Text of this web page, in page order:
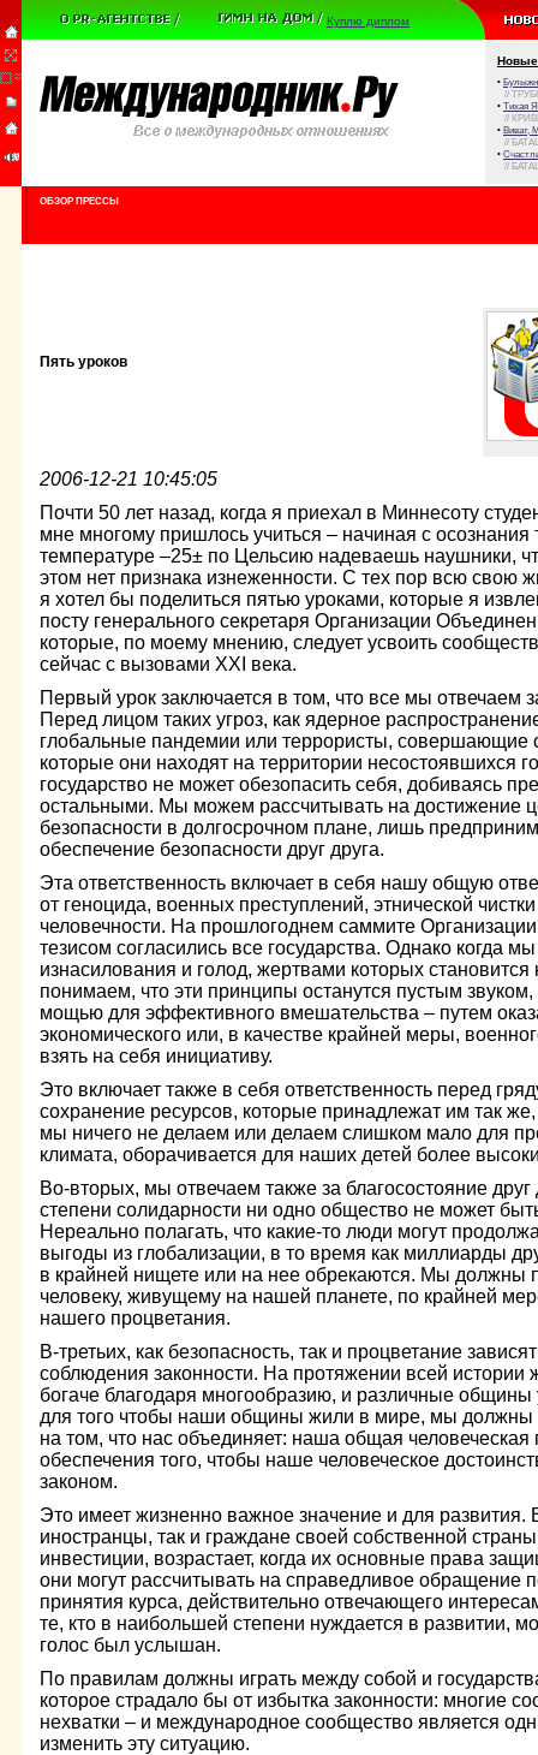
Куплю диплом
Новые
•
//
• Тихая
//
• Виват,
//
•
//
ОБЗОР ПРЕССЫ
Пять уроков
2006-12-21 10:45:05
Почти 50 лет назад, когда я приехал в Миннесоту
мне многому пришлось учиться – начиная с осознания
температуре –25± по Цельсию надеваешь наушники,
этом нет признака изнеженности. С тех пор всю свою
я хотел бы поделиться пятью уроками, которые я
посту генерального секретаря Организации
которые, по моему мнению, следует усвоить
сейчас с вызовами XXI века.
Первый урок заключается в том, что все мы отвечаем
Перед лицом таких угроз, как ядерное
глобальные пандемии или террористы, совершающие
которые они находят на территории несостоявшихся
государство не может обезопасить себя, добиваясь
остальными. Мы можем рассчитывать на достижение
безопасности в долгосрочном плане, лишь
обеспечение безопасности друг друга.
Эта ответственность включает в себя нашу общую
от геноцида, военных преступлений, этнической
человечности. На прошлогоднем саммите
тезисом согласились все государства. Однако когда
изнасилования и голод, жертвами которых
понимаем, что эти принципы останутся пустым звуком,
мощью для эффективного вмешательства – путем
экономического или, в качестве крайней меры,
взять на себя инициативу.
Это включает также в себя ответственность перед
сохранение ресурсов, которые принадлежат им так
мы ничего не делаем или делаем слишком мало для
климата, оборачивается для наших детей более
Во-вторых, мы отвечаем также за благосостояние
степени солидарности ни одно общество не может
Нереально полагать, что какие-то люди могут
выгоды из глобализации, в то время как миллиарды
в крайней нищете или на нее обрекаются. Мы должны
человеку, живущему на нашей планете, по крайней
нашего процветания.
В-третьих, как безопасность, так и процветание
соблюдения законности. На протяжении всей истории
богаче благодаря многообразию, и различные общины
для того чтобы наши общины жили в мире, мы должны
на том, что нас объединяет: наша общая
обеспечения того, чтобы наше человеческое
законом.
Это имеет жизненно важное значение и для развития.
иностранцы, так и граждане своей собственной
инвестиции, возрастает, когда их основные права
они могут рассчитывать на справедливое обращение
принятия курса, действительно отвечающего
те, кто в наибольшей степени нуждается в развитии,
голос был услышан.
По правилам должны играть между собой и
которое страдало бы от избытка законности: многие
нехватки – и международное сообщество является
изменить эту ситуацию.